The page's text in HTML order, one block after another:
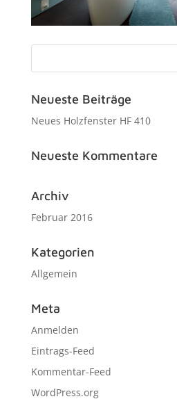
Neueste Beiträge
Neues Holzfenster HF 410
Neueste Kommentare
Archiv
Februar 2016
Kategorien
Allgemein
Meta
Anmelden
Eintrags-Feed
Kommentar-Feed
WordPress.org